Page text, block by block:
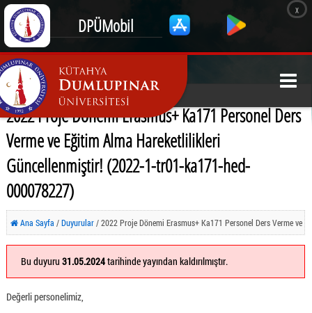
DPÜMobil
x
2022 Proje Dönemi Erasmus+ Ka171 Personel Ders
Verme ve Eğitim Alma Hareketlilikleri
Güncellenmiştir! (2022-1-tr01-ka171-hed-
000078227)
Ana Sayfa /Duyurular/ 2022 Proje Dönemi Erasmus+ Ka171 Personel Ders Verme ve
Eğitim Alma Hareketlilikleri Güncellenmiştir! (2022-1-tr01-ka171-hed-000078227)
Bu duyuru 31.05.2024tarihinde yayından kaldırılmıştır.
Değerli personelimiz,